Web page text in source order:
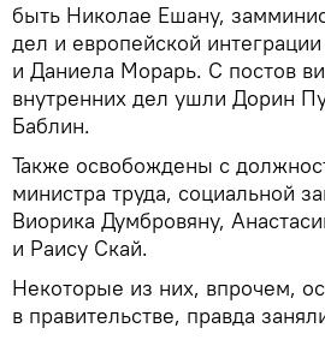
быть Николае Ешану,
дел и европейской
и Даниела Морарь. С постов
внутренних дел ушли Дорин
Баблин.
Также освобождены с
министра труда, социальной
Виорика Думбровяну,
и Раису Скай.
Некоторые из них, впрочем,
в правительстве, правда